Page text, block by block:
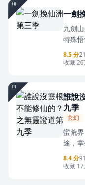
寧可
動，
家。
霸氣
10
一劍
九劍
特殊
世，
得失
地間
前路
曉。
8.5 分
收藏 26
11
誰說
九季
玄幻
蠻荒
途，
能淪
無背
8.4 分
收藏 17